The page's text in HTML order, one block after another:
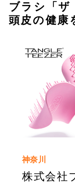
ブラシ「ザ
頭皮の健康
神奈川
株式会社